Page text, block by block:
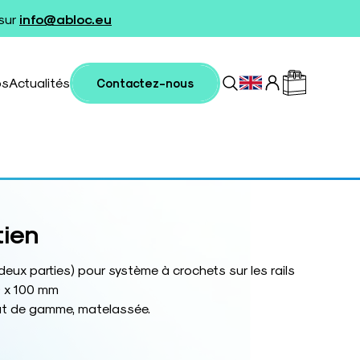
info@abloc.eu
Actualités Contactez-nous
parties) pour système à crochets sur les rails
100 mm
de gamme, matelassée.